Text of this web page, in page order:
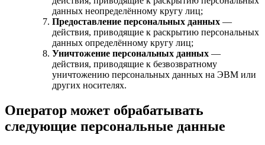
данных неопределённому кругу лиц;
Предоставление персональных данных —
действия, приводящие к раскрытию персональных
данных определённому кругу лиц;
Уничтожение персональных данных —
действия, приводящие к безвозвратному
уничтожению персональных данных на ЭВМ или
других носителях.
Оператор может обрабатывать
следующие персональные данные